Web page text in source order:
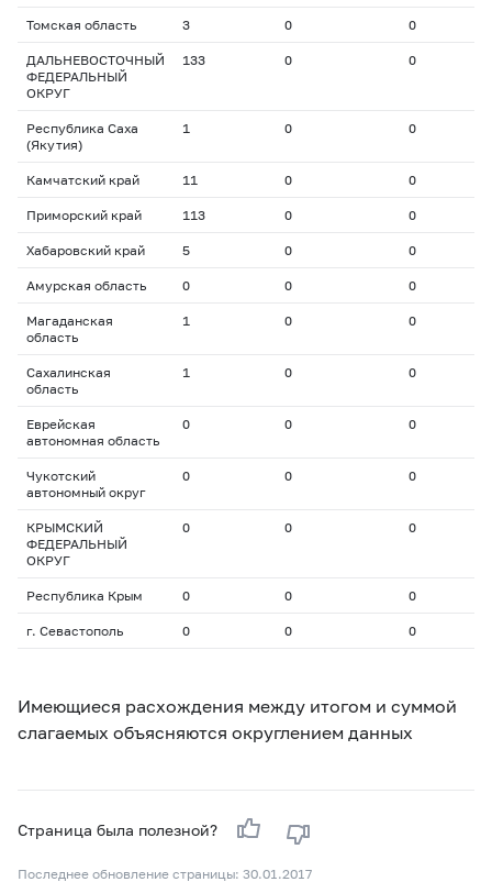
Томская область 3 0 0
ДАЛЬНЕВОСТОЧНЫЙ
ФЕДЕРАЛЬНЫЙ
ОКРУГ
133 0 0
Республика Саха
(Якутия)
1 0 0
Камчатский край 11 0 0
Приморский край 113 0 0
Хабаровский край 5 0 0
Амурская область 0 0 0
Магаданская
область
1 0 0
Сахалинская
область
1 0 0
Еврейская
автономная область
0 0 0
Чукотский
автономный округ
0 0 0
КРЫМСКИЙ
ФЕДЕРАЛЬНЫЙ
ОКРУГ
0 0 0
Республика Крым 0 0 0
г. Севастополь 0 0 0
Имеющиеся расхождения между итогом и суммой
слагаемых объясняются округлением данных
Страница была полезной?
Последнее обновление страницы: 30.01.2017